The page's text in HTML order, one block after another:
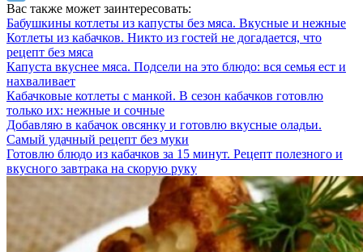
Вас также может заинтересовать:
Бабушкины котлеты из капусты без мяса. Вкусные и нежные
Котлеты из кабачков. Никто из гостей не догадается, что
рецепт без мяса
Капуста вкуснее мяса. Подсели на это блюдо: вся семья ест и
нахваливает
Кабачковые котлеты с манкой. В сезон кабачков готовлю
только их: нежные и сочные
Добавляю в кабачок овсянку и готовлю вкусные оладьи.
Самый удачный рецепт без муки
Готовлю блюдо из кабачков за 15 минут. Рецепт полезного и
вкусного завтрака на скорую руку